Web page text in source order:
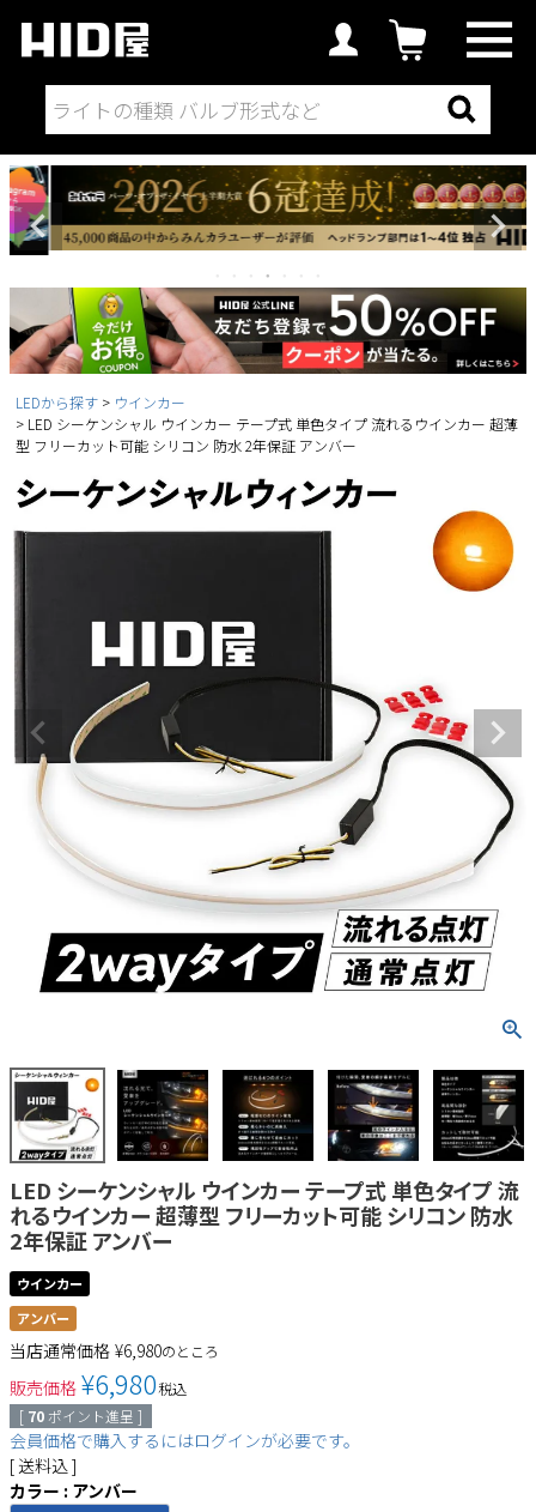
LEDから探す
ウインカー
LED シーケンシャル ウインカー テープ式 単色タイプ 流れるウインカー 超薄
型 フリーカット可能 シリコン 防水 2年保証 アンバー
LED シーケンシャル ウインカー テープ式 単色タイプ 流
れるウインカー 超薄型 フリーカット可能 シリコン 防水
2年保証 アンバー
ウインカー
アンバー
当店通常価格 ¥6,980のところ
販売価格 ¥6,980税込
[ 70 ポイント進呈 ]
会員価格で購入するにはログインが必要です。
送料込
カラー アンバー